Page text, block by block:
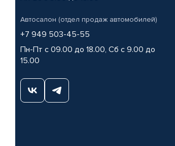
Автосалон (отдел продаж автомобилей)
+7 949 503-45-55
Пн-Пт с 09.00 до 18.00, Сб с 9.00 до
15.00